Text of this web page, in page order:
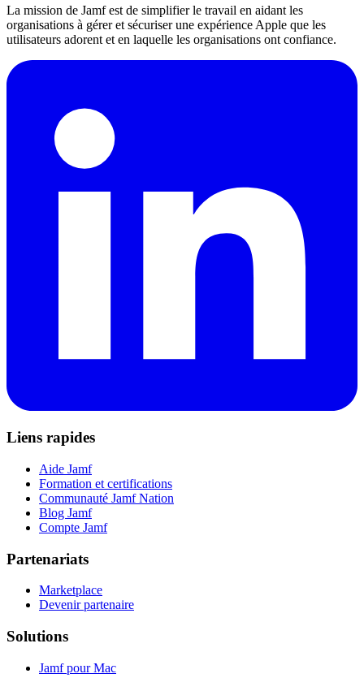
La mission de Jamf est de simplifier le travail en aidant les
organisations à gérer et sécuriser une expérience Apple que les
utilisateurs adorent et en laquelle les organisations ont confiance.
Liens rapides
Aide Jamf
Formation et certifications
Communauté Jamf Nation
Blog Jamf
Compte Jamf
Partenariats
Marketplace
Devenir partenaire
Solutions
Jamf pour Mac